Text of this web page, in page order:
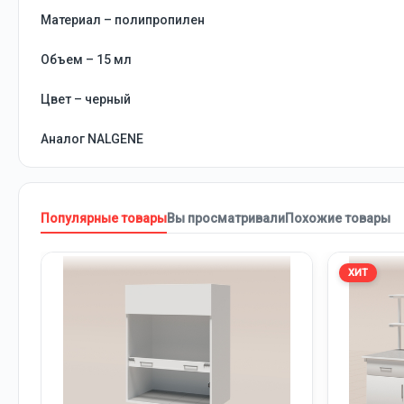
Материал – полипропилен
Объем – 15 мл
Цвет – черный
Аналог NALGENE
Популярные товарыВы просматривалиПохожие товары
ХИТ